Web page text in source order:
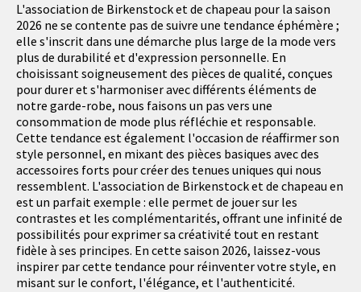
L'association de Birkenstock et de chapeau pour la saison
2026 ne se contente pas de suivre une tendance éphémère ;
elle s'inscrit dans une démarche plus large de la mode vers
plus de durabilité et d'expression personnelle. En
choisissant soigneusement des pièces de qualité, conçues
pour durer et s'harmoniser avec différents éléments de
notre garde-robe, nous faisons un pas vers une
consommation de mode plus réfléchie et responsable.
Cette tendance est également l'occasion de réaffirmer son
style personnel, en mixant des pièces basiques avec des
accessoires forts pour créer des tenues uniques qui nous
ressemblent. L'association de Birkenstock et de chapeau en
est un parfait exemple : elle permet de jouer sur les
contrastes et les complémentarités, offrant une infinité de
possibilités pour exprimer sa créativité tout en restant
fidèle à ses principes. En cette saison 2026, laissez-vous
inspirer par cette tendance pour réinventer votre style, en
misant sur le confort, l'élégance, et l'authenticité.